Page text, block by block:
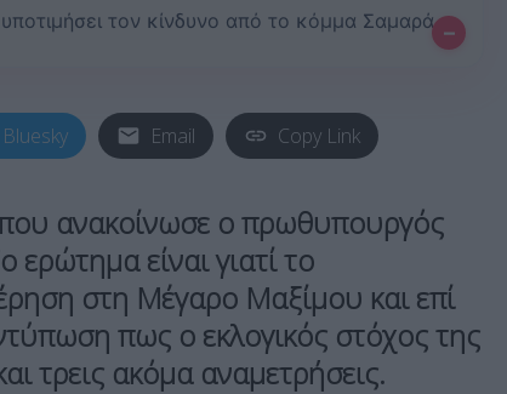
τον κίνδυνο από το κόμμα Σαμαρά.–
Bluesky Email Copy Link
ανακοίνωσε ο πρωθυπουργός
είναι γιατί το
στη Μέγαρο Μαξίμου και επί
πως ο εκλογικός στόχος της
τρεις ακόμα αναμετρήσεις.